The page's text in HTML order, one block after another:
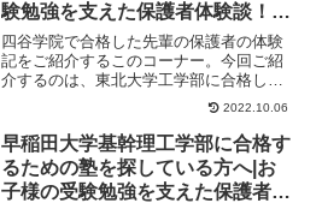
験勉強を支えた保護者体験談！大
学受験予備校四谷学院
四谷学院で合格した先輩の保護者の体験
記をご紹介するこのコーナー。今回ご紹
介するのは、東北大学工学部に合格した
くんのお母様のストーリーです。保護者
2022.10.06
早稲田大学基幹理工学部に合格す
るための塾を探している方へ|お
子様の受験勉強を支えた保護者体